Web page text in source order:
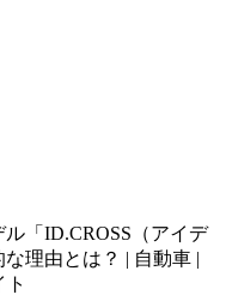
「ID.CROSS（アイデ
理由とは？ | 自動車 |